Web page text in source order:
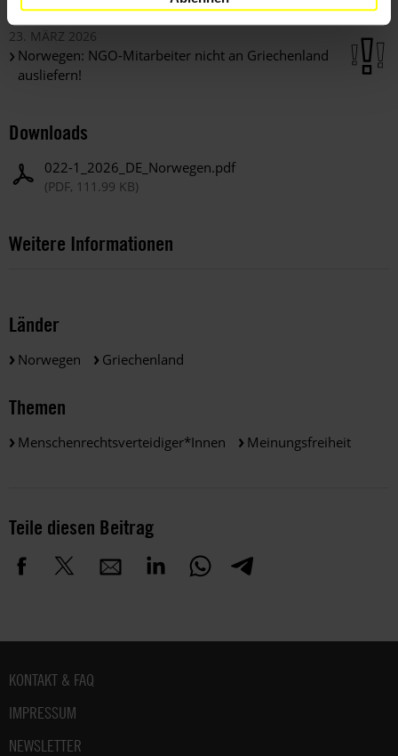
ausgeliefert
23. MÄRZ 2026
Norwegen: NGO-Mitarbeiter nicht an Griechenland
ausliefern!
Downloads
022-1_2026_DE_Norwegen.pdf
(PDF, 111.99 KB)
Weitere Informationen
Länder
Norwegen Griechenland
Themen
Menschenrechtsverteidiger*innen Meinungsfreiheit
Teile diesen Beitrag
Fußbereich
KONTAKT & FAQ
IMPRESSUM
NEWSLETTER